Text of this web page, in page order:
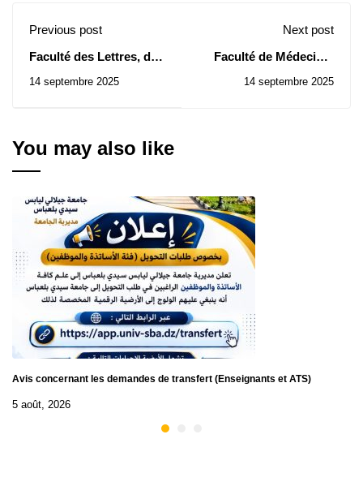
Previous post
Faculté des Lettres, des
Avis de Consultation N°
14 septembre 2025
Next post
Faculté de Médecine:
33/2025
14 septembre 2025
You may also like
Avis concernant les demandes de transfert (Enseignants et ATS)
5 août, 2026